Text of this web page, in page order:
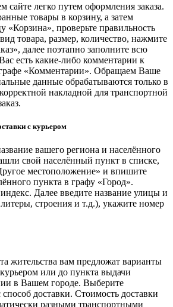
сайте легко путем оформления заказа.
товары в корзину, а затем
«Корзина», проверьте правильность
товара, размер, количество, нажмите
далее поэтапно заполните всю
есть какие-либо комментарии к
«Комментарии». Обращаем Ваше
данные обрабатываются только в
накладной для транспортной
с курьером
вашего региона и населённого
свой населённый пункт в списке,
местоположение» и впишите
пункта в графу «Город».
Далее введите название улицы и
строения и т.д.), укажите номер
жительства вам предложат варианты
или до пункта выдачи
в Вашем городе. Выберите
доставки. Стоимость доставки
разными транспортными